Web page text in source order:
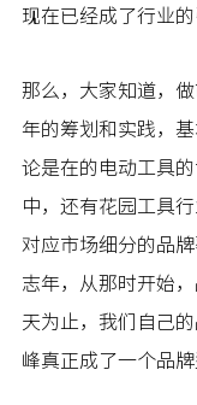
现在已经成了行业的
那么，大家知道，
年的筹划和实践，
论是在的电动工具
中，还有花园工具
对应市场细分的品
志年，从那时开始
天为止，我们自己
峰真正成了一个品牌